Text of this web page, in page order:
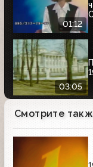
01:12
03:05
Смотрите